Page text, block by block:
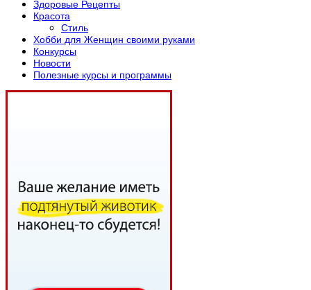
Здоровые Рецепты
Красота
Стиль
Хобби для Женщин своими руками
Конкурсы
Новости
Полезные курсы и программы